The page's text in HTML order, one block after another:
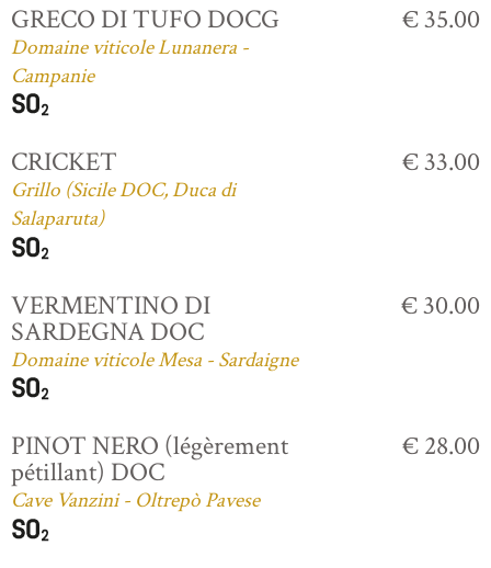
GRECO DI TUFO DOCG
Domaine viticole Lunanera -
Campanie
€ 35.00
CRICKET
Grillo (Sicile DOC, Duca di
Salaparuta)
€ 33.00
VERMENTINO DI
SARDEGNA DOC
Domaine viticole Mesa - Sardaigne
€ 30.00
PINOT NERO (légèrement
pétillant) DOC
Cave Vanzini - Oltrepò Pavese
€ 28.00